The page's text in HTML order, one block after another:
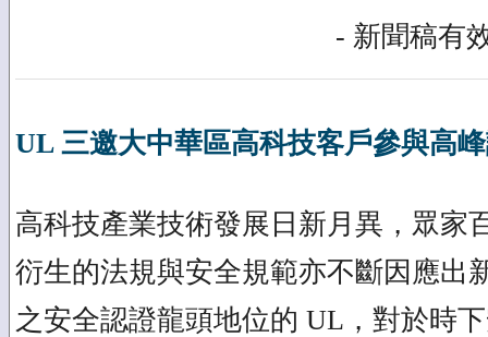
- 新聞稿有
UL 三邀大中華區高科技客戶參與高
高科技產業技術發展日新月異，眾家
衍生的法規與安全規範亦不斷因應出
之安全認證龍頭地位的 UL，對於時